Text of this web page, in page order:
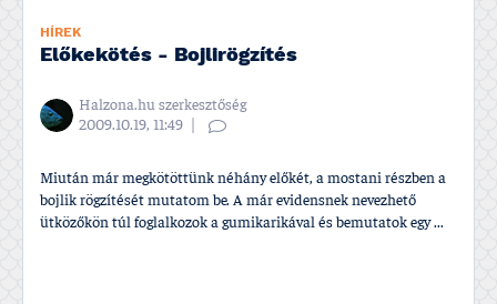
HÍREK
Előkekötés - Bojlirögzí­tés
Halzona.hu szerkesztőség
2009.10.19, 11:49
Miután már megkötöttünk néhány előkét, a mostani részben a
bojlik rögzí­tését mutatom be. A már evidensnek nevezhető
ütközőkön túl foglalkozok a gumikarikával és bemutatok egy ...